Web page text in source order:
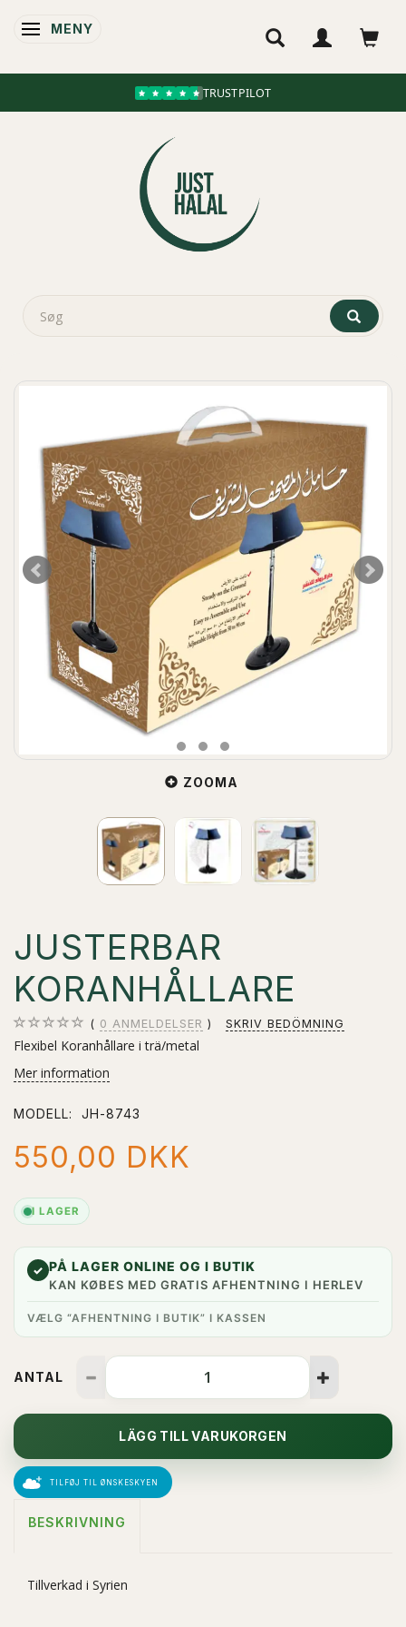
ÄNDRA NAVIGERING
MENY
TRUSTPILOT
ZOOMA
JUSTERBAR
KORANHÅLLARE
0 ANMELDELSER SKRIV BEDÖMNING
Flexibel Koranhållare i trä/metal
Mer information
MODELL: JH-8743
550,00 DKK
I LAGER
✓ PÅ LAGER ONLINE OG I BUTIK
KAN KØBES MED GRATIS AFHENTNING I HERLEV
VÆLG “AFHENTNING I BUTIK” I KASSEN
ANTAL
LÄGG TILL VARUKORGEN
TILFØJ TIL ØNSKESKYEN
BESKRIVNING
Tillverkad i Syrien